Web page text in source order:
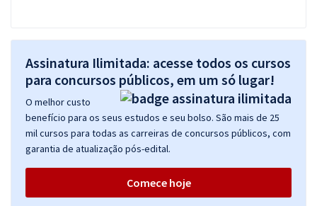
Assinatura Ilimitada: acesse todos os cursos
para concursos públicos, em um só lugar!
O melhor custo
benefício para os seus estudos e seu bolso. São mais de 25
mil cursos para todas as carreiras de concursos públicos, com
garantia de atualização pós-edital.
Comece hoje